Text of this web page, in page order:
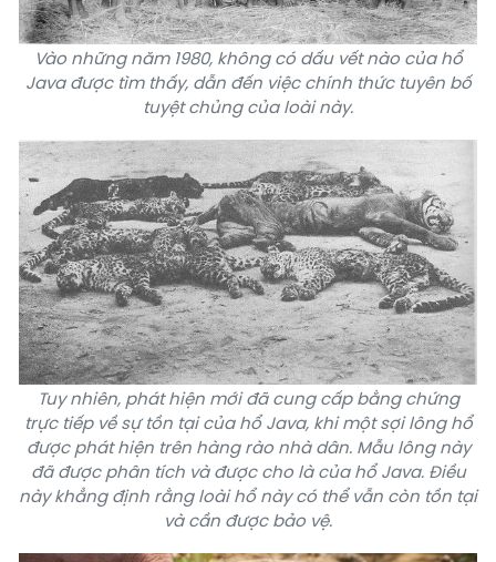
Vào những năm 1980, không có dấu vết nào của hổ
Java được tìm thấy, dẫn đến việc chính thức tuyên bố
tuyệt chủng của loài này.
Tuy nhiên, phát hiện mới đã cung cấp bằng chứng
trực tiếp về sự tồn tại của hổ Java, khi một sợi lông hổ
được phát hiện trên hàng rào nhà dân. Mẫu lông này
đã được phân tích và được cho là của hổ Java. Điều
này khẳng định rằng loài hổ này có thể vẫn còn tồn tại
và cần được bảo vệ.